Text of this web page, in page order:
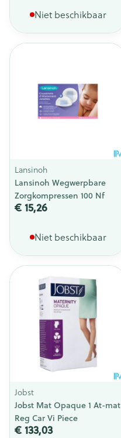
Niet beschikbaar
Lansinoh
Lansinoh Wegwerpbare
Zorgkompressen 100 Nf
€ 15,26
Niet beschikbaar
Jobst
Jobst Mat Opaque 1 At-mat
Reg Car Vi Piece
€ 133,03